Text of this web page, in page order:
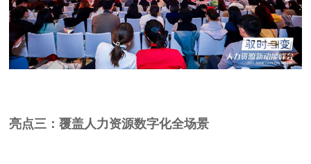
亮点三：覆盖人力资源数字化全场景